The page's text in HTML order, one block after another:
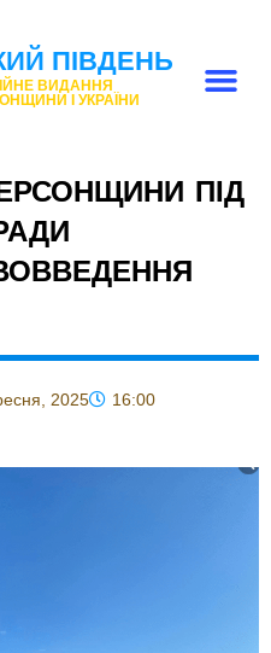
ПІВДЕНЬ
ВИДАННЯ
І УКРАЇНИ
ПІД
2025
16:00